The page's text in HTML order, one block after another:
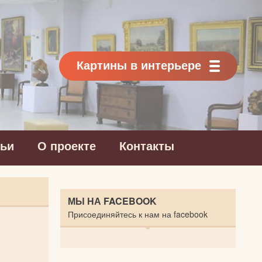
Картины в интерьере
О проекте Контакты
МЫ НА FACEBOOK
Присоединяйтесь к нам на facebook